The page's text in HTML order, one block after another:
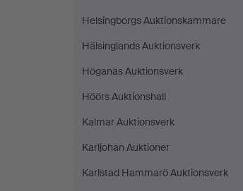
Helsingborgs Auktionskammare
Hälsinglands Auktionsverk
Höganäs Auktionsverk
Höörs Auktionshall
Kalmar Auktionsverk
Karljohan Auktioner
Karlstad Hammarö Auktionsverk